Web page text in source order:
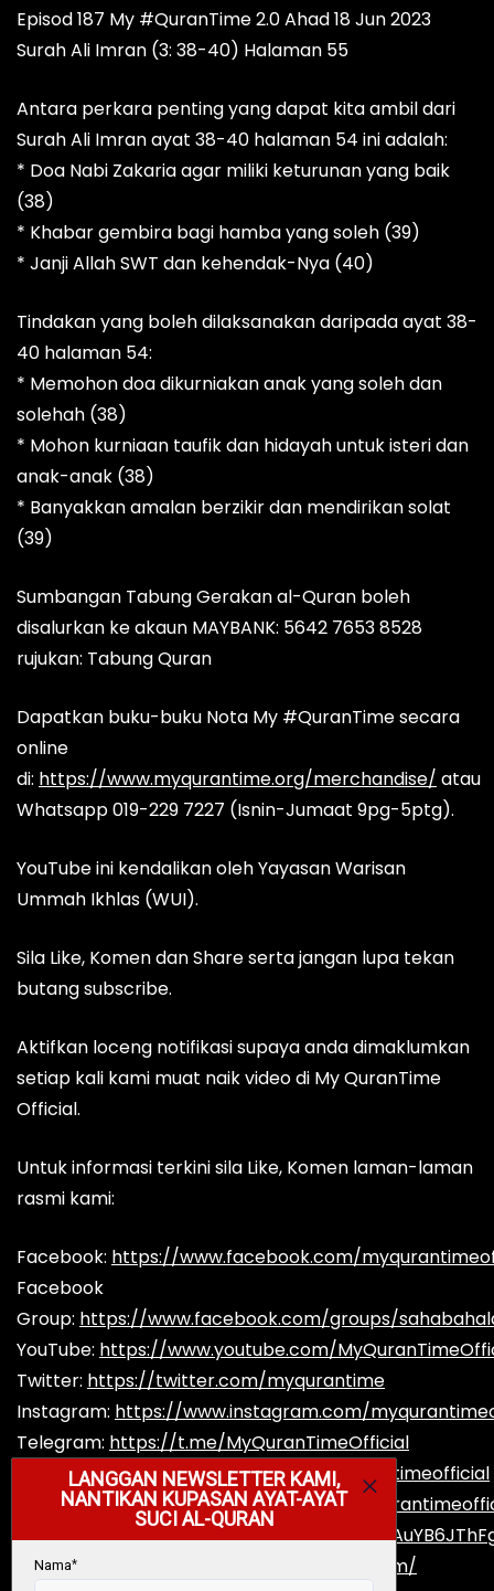
Episod 187 My #QuranTime 2.0 Ahad 18 Jun 2023
Surah Ali Imran (3: 38-40) Halaman 55
Antara perkara penting yang dapat kita ambil dari
Surah Ali Imran ayat 38-40 halaman 54 ini adalah:
* Doa Nabi Zakaria agar miliki keturunan yang baik
(38)
* Khabar gembira bagi hamba yang soleh (39)
* Janji Allah SWT dan kehendak-Nya (40)
Tindakan yang boleh dilaksanakan daripada ayat 38-
40 halaman 54:
* Memohon doa dikurniakan anak yang soleh dan
solehah (38)
* Mohon kurniaan taufik dan hidayah untuk isteri dan
anak-anak (38)
* Banyakkan amalan berzikir dan mendirikan solat
(39)
Sumbangan Tabung Gerakan al-Quran boleh
disalurkan ke akaun MAYBANK: 5642 7653 8528
rujukan: Tabung Quran
Dapatkan buku-buku Nota My #QuranTime secara
online
di: https://www.myqurantime.org/merchandise/ atau
Whatsapp 019-229 7227 (Isnin-Jumaat 9pg-5ptg).
YouTube ini kendalikan oleh Yayasan Warisan
Ummah Ikhlas (WUI).
Sila Like, Komen dan Share serta jangan lupa tekan
butang subscribe.
Aktifkan loceng notifikasi supaya anda dimaklumkan
setiap kali kami muat naik video di My QuranTime
Official.
Untuk informasi terkini sila Like, Komen laman-laman
rasmi kami:
Facebook: https://www.facebook.com/
Facebook
Group: https://www.facebook.com/groups/
YouTube: https://www.youtube.com/
Twitter: https://twitter.com/myqurantime
Instagram: https://www.instagram.com/
Telegram: https://t.me/MyQuranTimeOfficial
TikTok:https://www.tiktok.com/@myqurantimeofficial
Reddit:https://www.reddit.com/user/
Spotify:https://open.spotify.com/show/
Podcast:
https://myqurantime.podbean.com/